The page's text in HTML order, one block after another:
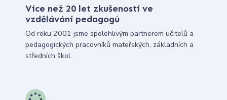
Více než 20 let zkušeností ve
vzdělávání pedagogů
Od roku 2001 jsme spolehlivým partnerem učitelů a
pedagogických pracovníků mateřských, základních a
středních škol.